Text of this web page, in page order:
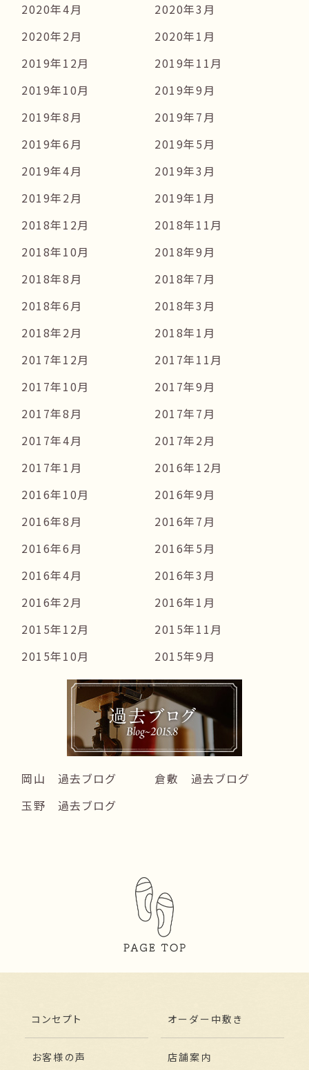
2020年4月
2020年3月
2020年2月
2020年1月
2019年12月
2019年11月
2019年10月
2019年9月
2019年8月
2019年7月
2019年6月
2019年5月
2019年4月
2019年3月
2019年2月
2019年1月
2018年12月
2018年11月
2018年10月
2018年9月
2018年8月
2018年7月
2018年6月
2018年3月
2018年2月
2018年1月
2017年12月
2017年11月
2017年10月
2017年9月
2017年8月
2017年7月
2017年4月
2017年2月
2017年1月
2016年12月
2016年10月
2016年9月
2016年8月
2016年7月
2016年6月
2016年5月
2016年4月
2016年3月
2016年2月
2016年1月
2015年12月
2015年11月
2015年10月
2015年9月
岡山 過去ブログ
倉敷 過去ブログ
玉野 過去ブログ
コンセプト オーダー中敷き
お客様の声 店舗案内